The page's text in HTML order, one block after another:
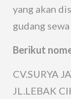
yang akan
gudang
Berikut
CV.SURYA
JL.LEBAK